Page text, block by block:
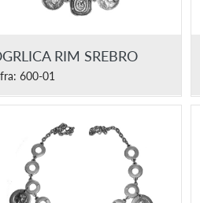
RIM SREBRO
600-01